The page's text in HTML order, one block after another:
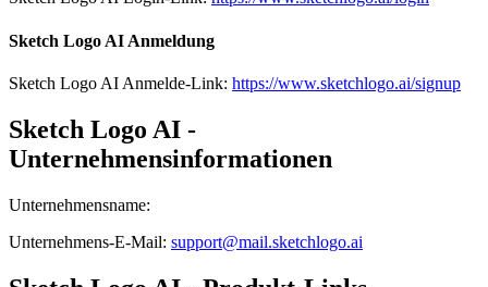
Sketch Logo AI Anmeldung
Sketch Logo AI Anmelde-Link: https://www.sketchlogo.ai/signup
Sketch Logo AI -
Unternehmensinformationen
Unternehmensname:
Unternehmens-E-Mail: support@mail.sketchlogo.ai